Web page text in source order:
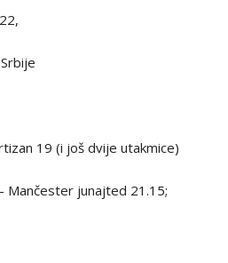
19 (i još dvije utakmice)
Mančester junajted 21.15;